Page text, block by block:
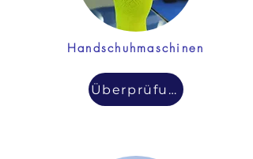
Handschuhmaschinen
Überprüfung